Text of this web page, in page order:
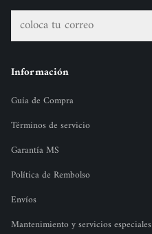
Información
Guía de Compra
Términos de servicio
Garantía MS
Política de Rembolso
Envíos
Mantenimiento y servicios especiales